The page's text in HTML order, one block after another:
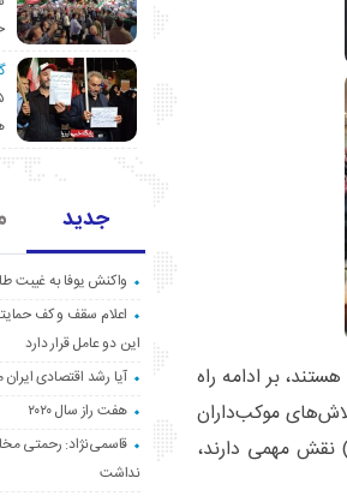
بر ادامه راه
موکب‌داران
نقش مهمی دارند،
جدید
واکنش یوفا به غیبت
اعلام سقف و کف
این دو عامل قرار دارد
آیا رشد اقتصادی
هفت راز سال ۲۰۲۰
قاسمی‌نژاد: رحمتی
نداشت